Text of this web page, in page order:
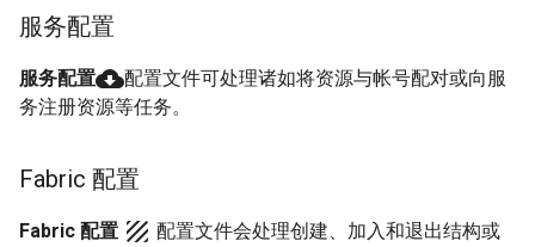
服务配置
服务配置cloud_download配置文件可处理诸如将资源与帐号配对或向服
务注册资源等任务。
Fabric 配置
Fabric 配置 texture 配置文件会处理创建、加入和退出结构或